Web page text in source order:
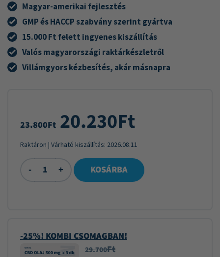
Magyar-amerikai fejlesztés
GMP és HACCP szabvány szerint gyártva
15.000 Ft felett ingyenes kiszállítás
Valós magyarországi raktárkészletről
Villámgyors kézbesítés, akár másnapra
23.800Ft 20.230Ft
Raktáron | Várható kiszállítás: 2026.08.11
- + KOSÁRBA
-25%! KOMBI CSOMAGBAN!
29.700Ft